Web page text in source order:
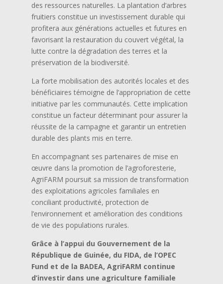
des ressources naturelles. La plantation d’arbres
fruitiers constitue un investissement durable qui
profitera aux générations actuelles et futures en
favorisant la restauration du couvert végétal, la
lutte contre la dégradation des terres et la
préservation de la biodiversité.
La forte mobilisation des autorités locales et des
bénéficiaires témoigne de l’appropriation de cette
initiative par les communautés. Cette implication
constitue un facteur déterminant pour assurer la
réussite de la campagne et garantir un entretien
durable des plants mis en terre.
En accompagnant ses partenaires de mise en
œuvre dans la promotion de l’agroforesterie,
AgriFARM poursuit sa mission de transformation
des exploitations agricoles familiales en
conciliant productivité, protection de
l’environnement et amélioration des conditions
de vie des populations rurales.
Grâce à l’appui du Gouvernement de la
République de Guinée, du FIDA, de l’OPEC
Fund et de la BADEA, AgriFARM continue
d’investir dans une agriculture familiale